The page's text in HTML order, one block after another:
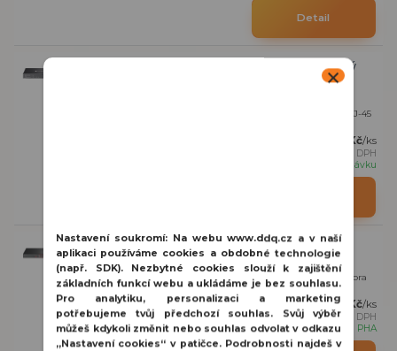
Detail
TP-Link TL-SG2210P Omada 10portový gigabitový
10portový PoE+ manažovatelný L2+ switch, 8× 10/100/1000 Mb/s RJ-45
3 872 Kč/ks
bez DPH
na objednávku
TP-Link TL-SL1226P 26portový Poe switch
TP-Link switch 24x 10/100 Mb/s, 2x 10/100/1000 Mb/s, 2x SFP, podpora
PoE pro 24 portů, 24x PoE+ (IEE...
8 047 Kč/ks
6 650 Kčbez DPH
🚚 skladem | PHA
Nastavení soukromí:
Na webu www.ddq.cz a v naší
aplikaci používáme cookies a obdobné technologie
(např. SDK). Nezbytné cookies slouží k zajištění
základních funkcí webu a ukládáme je bez souhlasu.
Pro analytiku, personalizaci a marketing
potřebujeme tvůj předchozí souhlas. Svůj výběr
můžeš kdykoli změnit nebo souhlas odvolat v odkazu
„Nastavení cookies“ v patičce. Podrobnosti najdeš v